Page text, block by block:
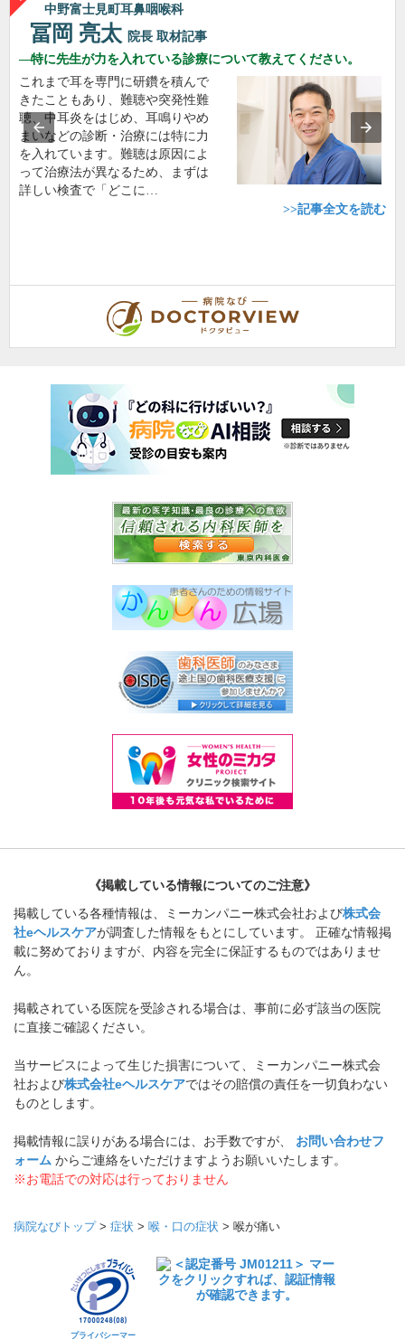
中野富士見町耳鼻咽喉科
冨岡 亮太 院長 取材記事
特に先生が力を入れている診療について教えてください。
これまで耳を専門に研鑽を積んで
きたこともあり、難聴や突発性難
聴、中耳炎をはじめ、耳鳴りやめ
まいなどの診断・治療には特に力
を入れています。難聴は原因によ
って治療法が異なるため、まずは
詳しい検査で「どこに…
>>記事全文を読む
《掲載している情報についてのご注意》
掲載している各種情報は、ミーカンパニー株式会社および株式会
社eヘルスケアが調査した情報をもとにしています。 正確な情報掲
載に努めておりますが、内容を完全に保証するものではありませ
ん。
掲載されている医院を受診される場合は、事前に必ず該当の医院
に直接ご確認ください。
当サービスによって生じた損害について、ミーカンパニー株式会
社および株式会社eヘルスケアではその賠償の責任を一切負わない
ものとします。
掲載情報に誤りがある場合には、お手数ですが、 お問い合わせフ
ォーム からご連絡をいただけますようお願いいたします。
※お電話での対応は行っておりません
病院なびトップ> 症状 > 喉・口の症状 > 喉が痛い
プライバシーマー